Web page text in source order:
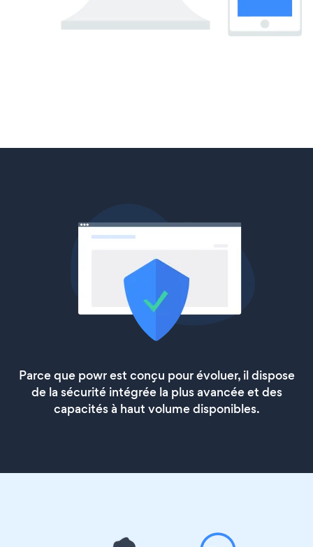
Parce que powr est conçu pour évoluer, il dispose
de la sécurité intégrée la plus avancée et des
capacités à haut volume disponibles.